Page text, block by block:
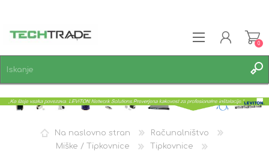
PRIJAVA
0
Na naslovno stran
Računalništvo
Miške / Tipkovnice
Tipkovnice